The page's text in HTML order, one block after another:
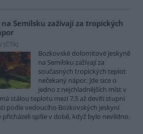
Semilsku zažívají za tropických
(ČTK)
Bozkovské dolomitové jeskyně
na Semilsku zažívají za
současných tropických teplot
nečekaný nápor. Jde sice o
jedno z nejchladnějších míst v
stálou teplotu mezi 7,5 až devíti stupni
podle vedoucího Bozkovských jeskyní
spíše v době, když bylo nevlídno.